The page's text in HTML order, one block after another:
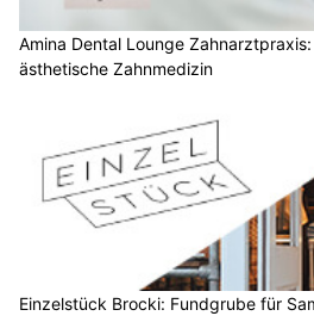
Amina Dental Lounge
ästhetische Zahnmedizin
Einzelstück Brocki: Fundgrube für